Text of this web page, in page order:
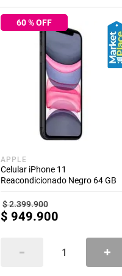
60% OFF
APPLE
Celular iPhone 11
Reacondicionado Negro 64 GB
$2.399.900
$ 949.900